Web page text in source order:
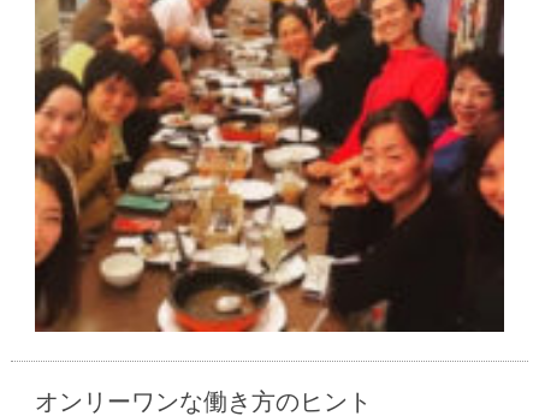
オンリーワンな働き方のヒント